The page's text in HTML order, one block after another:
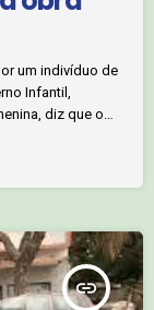
um indivíduo de
Infantil,
diz que o
no
insert_link